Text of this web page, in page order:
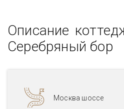
Описание
Серебряный бор
Москва шоссе